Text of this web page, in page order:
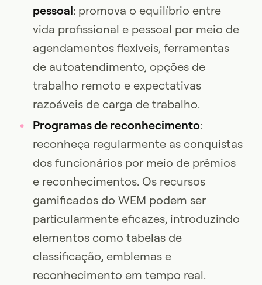
pessoal: promova o equilíbrio entre
vida profissional e pessoal por meio de
agendamentos flexíveis, ferramentas
de autoatendimento, opções de
trabalho remoto e expectativas
razoáveis de carga de trabalho.
Programas de reconhecimento:
reconheça regularmente as conquistas
dos funcionários por meio de prêmios
e reconhecimentos. Os recursos
gamificados do WEM podem ser
particularmente eficazes, introduzindo
elementos como tabelas de
classificação, emblemas e
reconhecimento em tempo real.